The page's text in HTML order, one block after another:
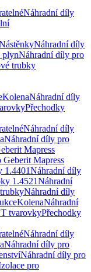
Náhradní díly
Náhradní díly
plynNáhradní díly pro
trubky
KolenaNáhradní díly
Přechodky
Náhradní díly
Náhradní díly pro
Mapress
Mapress
1.4401Náhradní díly
1.4521Náhradní
Náhradní díly
KolenaNáhradní
tvarovkyPřechodky
Náhradní díly
Náhradní díly pro
Náhradní díly pro
pro